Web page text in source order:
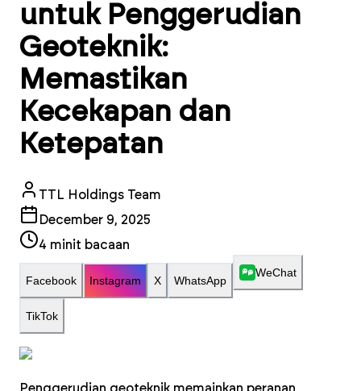
untuk Penggerudian
Geoteknik:
Memastikan
Kecekapan dan
Ketepatan
TTL Holdings Team
December 9, 2025
4 minit bacaan
Facebook Instagram X WhatsApp
WeChat
TikTok